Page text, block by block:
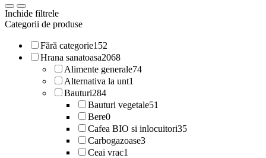
Inchide filtrele
Categorii de produse
Fără categorie152
Hrana sanatoasa2068
Alimente generale74
Alternativa la unt1
Bauturi284
Bauturi vegetale51
Bere0
Cafea BIO si inlocuitori35
Carbogazoase3
Ceai vrac1